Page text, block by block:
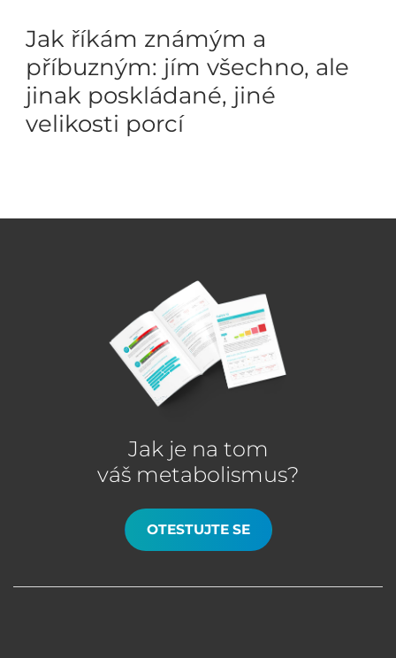
Jak říkám známým a
příbuzným: jím všechno, ale
jinak poskládané, jiné
velikosti porcí
Jak je na tom
váš metabolismus?
OTESTUJTE SE